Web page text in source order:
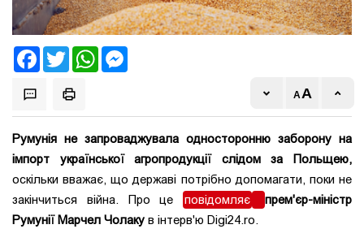
FacebookTwitter WhatsApp
Румунія не запроваджувала односторонню заборону на
імпорт української агропродукції слідом за Польщею,
оскільки вважає, що державі потрібно допомагати, поки не
закінчиться війна. Про це
повідомляє
прем'єр-міністр
Румунії Марчел Чолаку в інтерв'ю Digi24.ro.